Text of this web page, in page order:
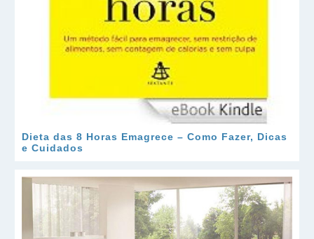
Dieta das 8 Horas Emagrece – Como Fazer, Dicas
e Cuidados